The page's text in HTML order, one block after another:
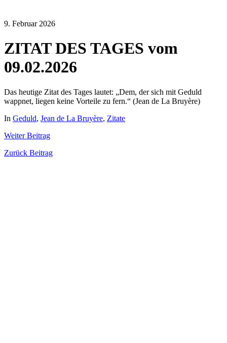
9. Februar 2026
ZITAT DES TAGES vom
09.02.2026
Das heutige Zitat des Tages lautet: „Dem, der sich mit Geduld
wappnet, liegen keine Vorteile zu fern.“ (Jean de La Bruyère)
In Geduld, Jean de La Bruyère, Zitate
WeiterBeitrag
Zurück Beitrag